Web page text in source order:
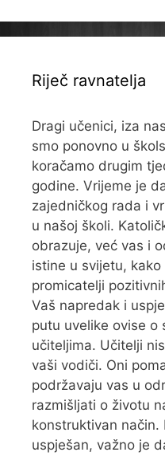
Riječ ravnatelja
Dragi učenici, iza
smo ponovno u
koračamo drugim
godine. Vrijeme je
zajedničkog rada i
u našoj školi.
obrazuje, već vas i
istine u svijetu,
promicatelji
Vaš napredak i
putu uvelike ovise o
učiteljima. Učitelji
vaši vodiči. Oni
podržavaju vas u
razmišljati o životu
konstruktivan
uspješan, važno je